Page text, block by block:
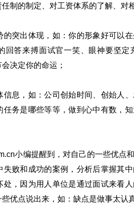
任制的制定、对工资体系的了解、对
的突出体现，如：你的形象好可以
回答来搏面试官一笑、眼神要坚
决定你的命运；
信息，如：公司创始时间、创始人
任务是哪些等等，做到心中有数，
小编提醒到，对自己的一些优点
失败和成功的案例，分析后掌握其
处，因为用人单位是通过面试来看
优点说出来，如：缺点是做事太认